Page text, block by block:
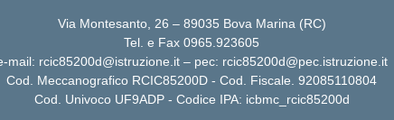
Via Montesanto, 26 – 89035 Bova Marina (RC)
Tel. e Fax 0965.923605
mail: rcic85200d@istruzione.it – pec: rcic85200d@pec.istruzione.it
Cod. Meccanografico RCIC85200D - Cod. Fiscale. 92085110804
Cod. Univoco UF9ADP - Codice IPA: icbmc_rcic85200d